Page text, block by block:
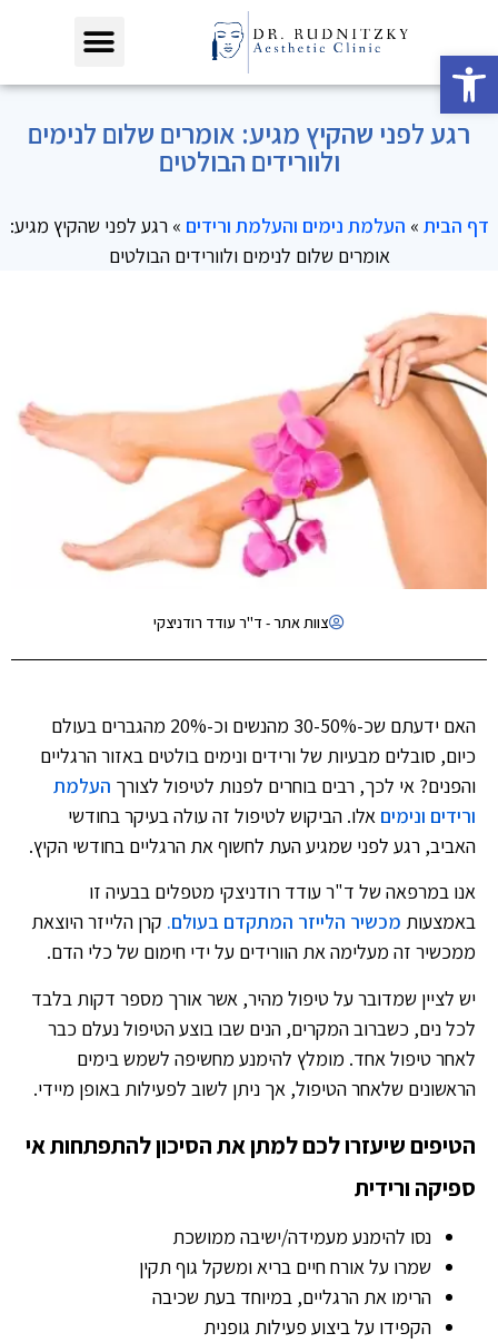
פתח סרגל נגישות
רגע לפני שהקיץ מגיע: אומרים שלום לנימים
ולוורידים הבולטים
דף הבית » העלמת נימים והעלמת ורידים »רגע לפני שהקיץ מגיע:
אומרים שלום לנימים ולוורידים הבולטים
צוות אתר - ד"ר עודד רודניצקי
האם ידעתם שכ-30-50% מהנשים וכ-20% מהגברים בעולם
כיום, סובלים מבעיות של ורידים ונימים בולטים באזור הרגליים
והפנים? אי לכך, רבים בוחרים לפנות לטיפול לצורך העלמת
ורידים ונימים אלו. הביקוש לטיפול זה עולה בעיקר בחודשי
האביב, רגע לפני שמגיע העת לחשוף את הרגליים בחודשי הקיץ.
אנו במרפאה של ד"ר עודד רודניצקי מטפלים בבעיה זו
באמצעות מכשיר הלייזר המתקדם בעולם. קרן הלייזר היוצאת
ממכשיר זה מעלימה את הוורידים על ידי חימום של כלי הדם.
יש לציין שמדובר על טיפול מהיר, אשר אורך מספר דקות בלבד
לכל נים, כשברוב המקרים, הנים שבו בוצע הטיפול נעלם כבר
לאחר טיפול אחד. מומלץ להימנע מחשיפה לשמש בימים
הראשונים שלאחר הטיפול, אך ניתן לשוב לפעילות באופן מיידי.
הטיפים שיעזרו לכם למתן את הסיכון להתפתחות אי
ספיקה ורידית
נסו להימנע מעמידה/ישיבה ממושכת
שמרו על אורח חיים בריא ומשקל גוף תקין
הרימו את הרגליים, במיוחד בעת שכיבה
הקפידו על ביצוע פעילות גופנית